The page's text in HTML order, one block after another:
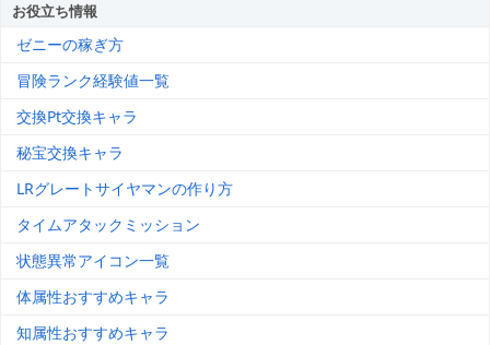
お役立ち情報
ゼニーの稼ぎ方
冒険ランク経験値一覧
交換Pt交換キャラ
秘宝交換キャラ
LRグレートサイヤマンの作り方
タイムアタックミッション
状態異常アイコン一覧
体属性おすすめキャラ
知属性おすすめキャラ